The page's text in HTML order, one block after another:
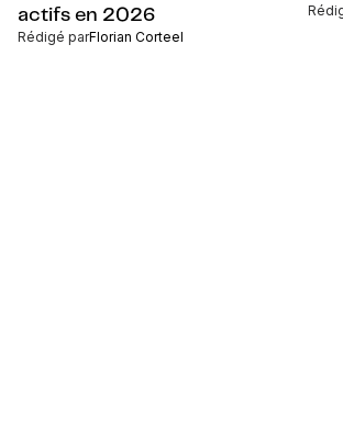
actifs en 2026
Rédigé parFlorian Corteel